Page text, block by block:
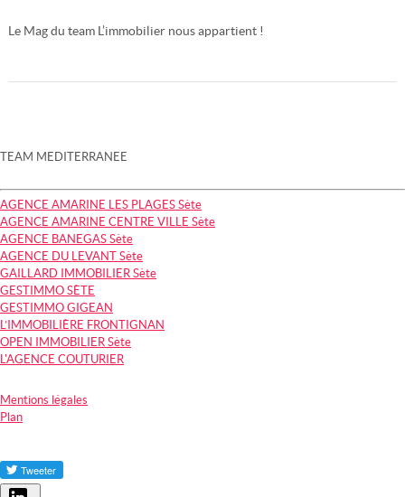
Le Mag du team L’immobilier nous appartient !
TEAM MEDITERRANEE
AGENCE AMARINE LES PLAGES Sète
AGENCE AMARINE CENTRE VILLE Sète
AGENCE BANEGAS Sète
AGENCE DU LEVANT Sète
GAILLARD IMMOBILIER Sète
GESTIMMO SÈTE
GESTIMMO GIGEAN
L’IMMOBILIÈRE FRONTIGNAN
OPEN IMMOBILIER Sète
L'AGENCE COUTURIER
Mentions légales
Plan